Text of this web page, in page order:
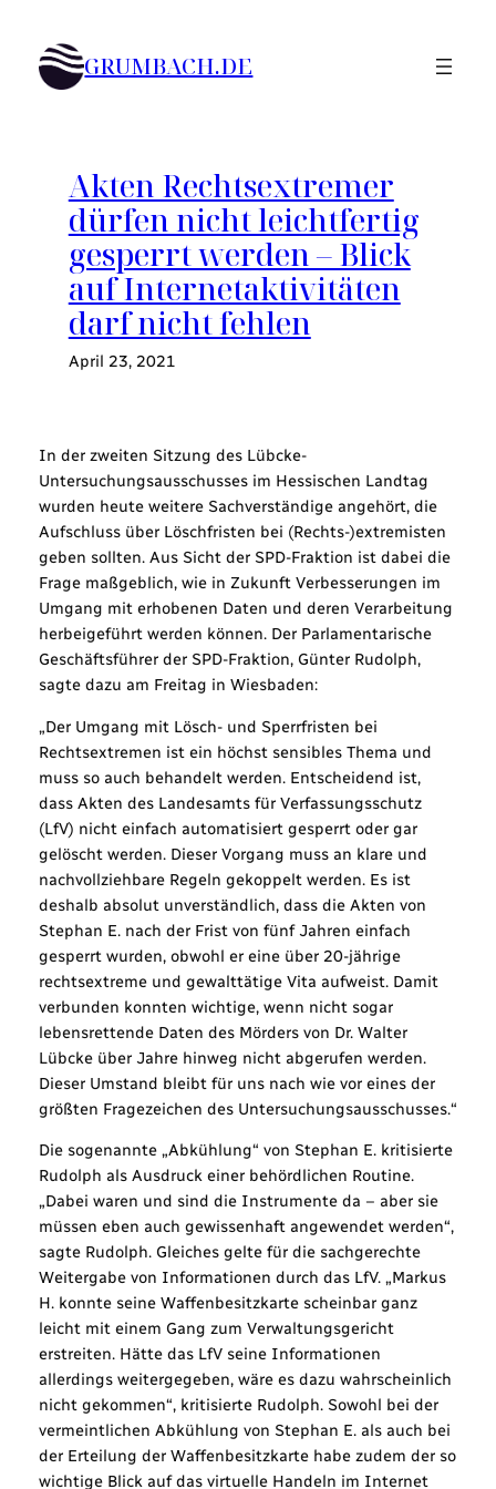
Inhalt
springen GRUMBACH.DE
Akten Rechtsextremer
dürfen nicht leichtfertig
gesperrt werden – Blick
auf Internetaktivitäten
darf nicht fehlen
April 23, 2021
In der zweiten Sitzung des Lübcke-
Untersuchungsausschusses im Hessischen Landtag
wurden heute weitere Sachverständige angehört, die
Aufschluss über Löschfristen bei (Rechts-)extremisten
geben sollten. Aus Sicht der SPD-Fraktion ist dabei die
Frage maßgeblich, wie in Zukunft Verbesserungen im
Umgang mit erhobenen Daten und deren Verarbeitung
herbeigeführt werden können. Der Parlamentarische
Geschäftsführer der SPD-Fraktion, Günter Rudolph,
sagte dazu am Freitag in Wiesbaden:
„Der Umgang mit Lösch- und Sperrfristen bei
Rechtsextremen ist ein höchst sensibles Thema und
muss so auch behandelt werden. Entscheidend ist,
dass Akten des Landesamts für Verfassungsschutz
(LfV) nicht einfach automatisiert gesperrt oder gar
gelöscht werden. Dieser Vorgang muss an klare und
nachvollziehbare Regeln gekoppelt werden. Es ist
deshalb absolut unverständlich, dass die Akten von
Stephan E. nach der Frist von fünf Jahren einfach
gesperrt wurden, obwohl er eine über 20-jährige
rechtsextreme und gewalttätige Vita aufweist. Damit
verbunden konnten wichtige, wenn nicht sogar
lebensrettende Daten des Mörders von Dr. Walter
Lübcke über Jahre hinweg nicht abgerufen werden.
Dieser Umstand bleibt für uns nach wie vor eines der
größten Fragezeichen des Untersuchungsausschusses.“
Die sogenannte „Abkühlung“ von Stephan E. kritisierte
Rudolph als Ausdruck einer behördlichen Routine.
„Dabei waren und sind die Instrumente da – aber sie
müssen eben auch gewissenhaft angewendet werden“,
sagte Rudolph. Gleiches gelte für die sachgerechte
Weitergabe von Informationen durch das LfV. „Markus
H. konnte seine Waffenbesitzkarte scheinbar ganz
leicht mit einem Gang zum Verwaltungsgericht
erstreiten. Hätte das LfV seine Informationen
allerdings weitergegeben, wäre es dazu wahrscheinlich
nicht gekommen“, kritisierte Rudolph. Sowohl bei der
vermeintlichen Abkühlung von Stephan E. als auch bei
der Erteilung der Waffenbesitzkarte habe zudem der so
wichtige Blick auf das virtuelle Handeln im Internet